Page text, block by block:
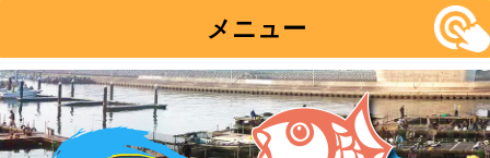
メニュー
コ
ン
テ
ン